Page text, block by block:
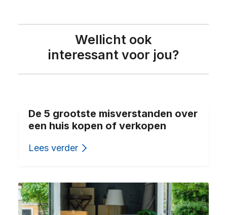
Wellicht ook
interessant voor jou?
De 5 grootste misverstanden over
een huis kopen of verkopen
Lees verder